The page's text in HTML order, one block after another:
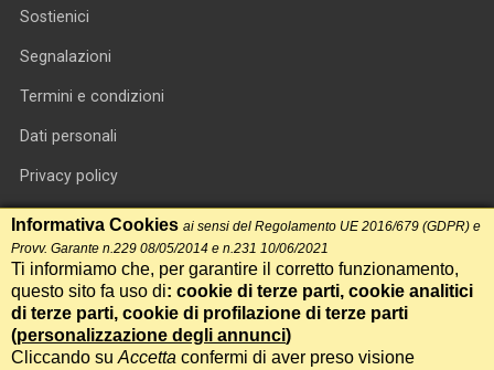
Sostienici
Segnalazioni
Termini e condizioni
Dati personali
Privacy policy
Informativa cookie
RSS feed
RSS Top News
Contatti
Informativa Cookies ai sensi del Regolamento UE 2016/679 (GDPR) e
Provv. Garante n.229 08/05/2014 e n.231 10/06/2021
Ti informiamo che, per garantire il corretto funzionamento,
questo sito fa uso di: cookie di terze parti, cookie analitici
di terze parti, cookie di profilazione di terze parti
(personalizzazione degli annunci)
Cliccando su Accetta confermi di aver preso visione